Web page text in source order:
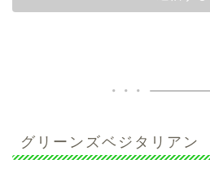
グリーンズベジタリアン